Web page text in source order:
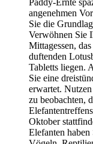
Paddy-Ernte
angenehmen
Sie die
Verwöhnen Sie
Mittagessen,
duftenden
Tabletts liegen.
Sie eine
erwartet.
zu beobachten,
Oktober
Elefanten